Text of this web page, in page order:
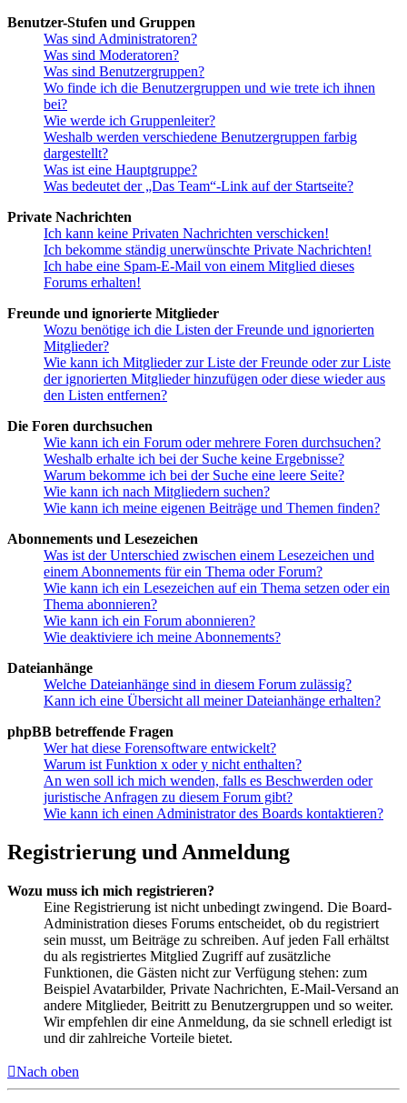
Benutzer-Stufen und Gruppen
Was sind Administratoren?
Was sind Moderatoren?
Was sind Benutzergruppen?
Wo finde ich die Benutzergruppen und wie trete ich ihnen
bei?
Wie werde ich Gruppenleiter?
Weshalb werden verschiedene Benutzergruppen farbig
dargestellt?
Was ist eine Hauptgruppe?
Was bedeutet der „Das Team“-Link auf der Startseite?
Private Nachrichten
Ich kann keine Privaten Nachrichten verschicken!
Ich bekomme ständig unerwünschte Private Nachrichten!
Ich habe eine Spam-E-Mail von einem Mitglied dieses
Forums erhalten!
Freunde und ignorierte Mitglieder
Wozu benötige ich die Listen der Freunde und ignorierten
Mitglieder?
Wie kann ich Mitglieder zur Liste der Freunde oder zur Liste
der ignorierten Mitglieder hinzufügen oder diese wieder aus
den Listen entfernen?
Die Foren durchsuchen
Wie kann ich ein Forum oder mehrere Foren durchsuchen?
Weshalb erhalte ich bei der Suche keine Ergebnisse?
Warum bekomme ich bei der Suche eine leere Seite?
Wie kann ich nach Mitgliedern suchen?
Wie kann ich meine eigenen Beiträge und Themen finden?
Abonnements und Lesezeichen
Was ist der Unterschied zwischen einem Lesezeichen und
einem Abonnements für ein Thema oder Forum?
Wie kann ich ein Lesezeichen auf ein Thema setzen oder ein
Thema abonnieren?
Wie kann ich ein Forum abonnieren?
Wie deaktiviere ich meine Abonnements?
Dateianhänge
Welche Dateianhänge sind in diesem Forum zulässig?
Kann ich eine Übersicht all meiner Dateianhänge erhalten?
phpBB betreffende Fragen
Wer hat diese Forensoftware entwickelt?
Warum ist Funktion x oder y nicht enthalten?
An wen soll ich mich wenden, falls es Beschwerden oder
juristische Anfragen zu diesem Forum gibt?
Wie kann ich einen Administrator des Boards kontaktieren?
Registrierung und Anmeldung
Wozu muss ich mich registrieren?
Eine Registrierung ist nicht unbedingt zwingend. Die Board-
Administration dieses Forums entscheidet, ob du registriert
sein musst, um Beiträge zu schreiben. Auf jeden Fall erhältst
du als registriertes Mitglied Zugriff auf zusätzliche
Funktionen, die Gästen nicht zur Verfügung stehen: zum
Beispiel Avatarbilder, Private Nachrichten, E-Mail-Versand an
andere Mitglieder, Beitritt zu Benutzergruppen und so weiter.
Wir empfehlen dir eine Anmeldung, da sie schnell erledigt ist
und dir zahlreiche Vorteile bietet.
Nach oben